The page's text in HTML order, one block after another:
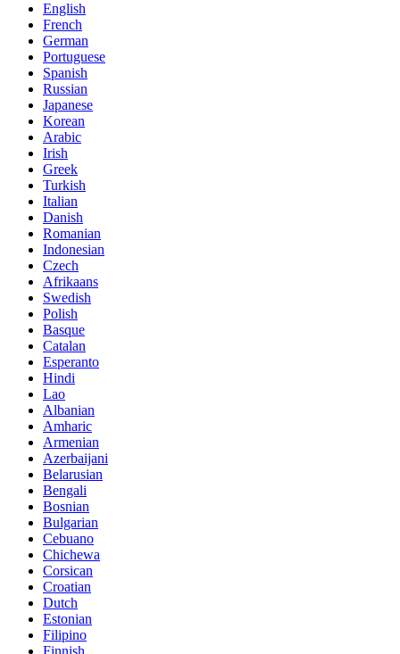
English
French
German
Portuguese
Spanish
Russian
Japanese
Korean
Arabic
Irish
Greek
Turkish
Italian
Danish
Romanian
Indonesian
Czech
Afrikaans
Swedish
Polish
Basque
Catalan
Esperanto
Hindi
Lao
Albanian
Amharic
Armenian
Azerbaijani
Belarusian
Bengali
Bosnian
Bulgarian
Cebuano
Chichewa
Corsican
Croatian
Dutch
Estonian
Filipino